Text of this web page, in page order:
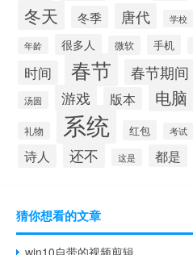
冬天 冬季 唐代 学校
年龄 很多人 微软 手机
时间 春节 春节期间
汤圆 游戏 版本 电脑
礼物 系统 红包 考试
诗人 还不 这是 都是
猜你想看的文章